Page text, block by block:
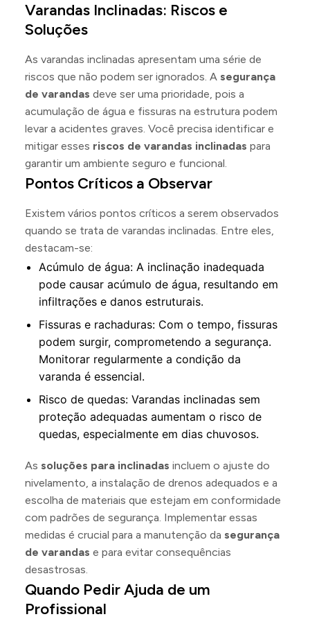
Varandas Inclinadas: Riscos e
Soluções
As varandas inclinadas apresentam uma série de
riscos que não podem ser ignorados. A segurança
de varandas deve ser uma prioridade, pois a
acumulação de água e fissuras na estrutura podem
levar a acidentes graves. Você precisa identificar e
mitigar esses riscos de varandas inclinadas para
garantir um ambiente seguro e funcional.
Pontos Críticos a Observar
Existem vários pontos críticos a serem observados
quando se trata de varandas inclinadas. Entre eles,
destacam-se:
Acúmulo de água: A inclinação inadequada
pode causar acúmulo de água, resultando em
infiltrações e danos estruturais.
Fissuras e rachaduras: Com o tempo, fissuras
podem surgir, comprometendo a segurança.
Monitorar regularmente a condição da
varanda é essencial.
Risco de quedas: Varandas inclinadas sem
proteção adequadas aumentam o risco de
quedas, especialmente em dias chuvosos.
As soluções para inclinadas incluem o ajuste do
nivelamento, a instalação de drenos adequados e a
escolha de materiais que estejam em conformidade
com padrões de segurança. Implementar essas
medidas é crucial para a manutenção da segurança
de varandas e para evitar consequências
desastrosas.
Quando Pedir Ajuda de um
Profissional